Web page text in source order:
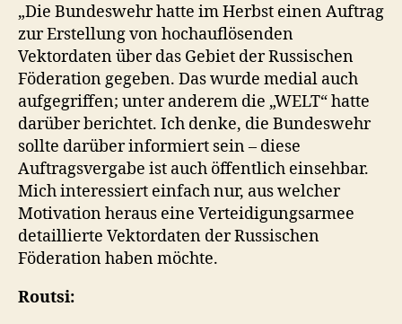
„Die Bundeswehr hatte im Herbst einen Auftrag
zur Erstellung von hochauflösenden
Vektordaten über das Gebiet der Russischen
Föderation gegeben. Das wurde medial auch
aufgegriffen; unter anderem die „WELT“ hatte
darüber berichtet. Ich denke, die Bundeswehr
sollte darüber informiert sein – diese
Auftragsvergabe ist auch öffentlich einsehbar.
Mich interessiert einfach nur, aus welcher
Motivation heraus eine Verteidigungsarmee
detaillierte Vektordaten der Russischen
Föderation haben möchte.
Routsi: